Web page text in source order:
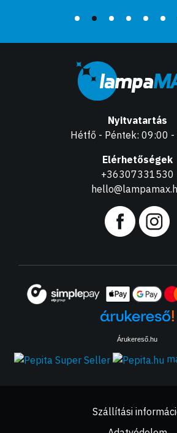
Nyitvatartás
Hétfő - Péntek: 09:00 -
Elérhetőségek
+36307331530
Árukereső.hu
Szállítási